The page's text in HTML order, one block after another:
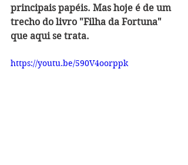
principais papéis. Mas hoje é de um
trecho do livro "Filha da Fortuna"
que aqui se trata.
https://youtu.be/590V4oorppk